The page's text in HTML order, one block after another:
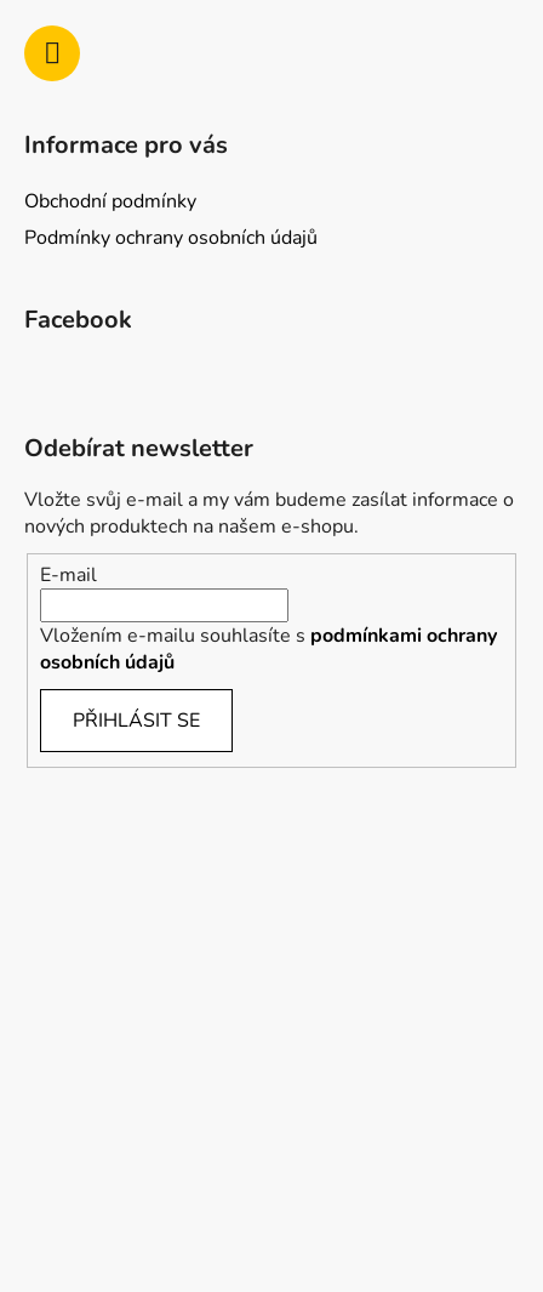
Informace pro vás
Obchodní podmínky
Podmínky ochrany osobních údajů
Facebook
Odebírat newsletter
Vložte svůj e-mail a my vám budeme zasílat informace o
nových produktech na našem e-shopu.
E-mail
Vložením e-mailu souhlasíte s podmínkami ochrany
osobních údajů
PŘIHLÁSIT SE